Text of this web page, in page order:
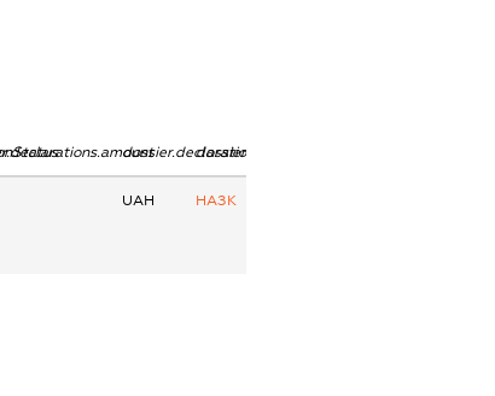
dossier.declarations.currency
dossier.declarations.source
UAH НАЗК